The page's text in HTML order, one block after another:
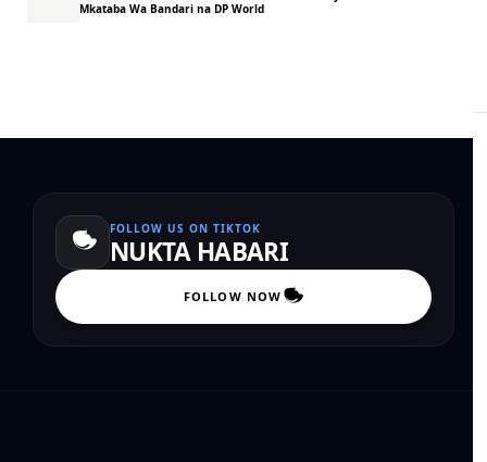
Mkataba Wa Bandari na DP World
FOLLOW US ON TIKTOK
NUKTA HABARI
FOLLOW NOW